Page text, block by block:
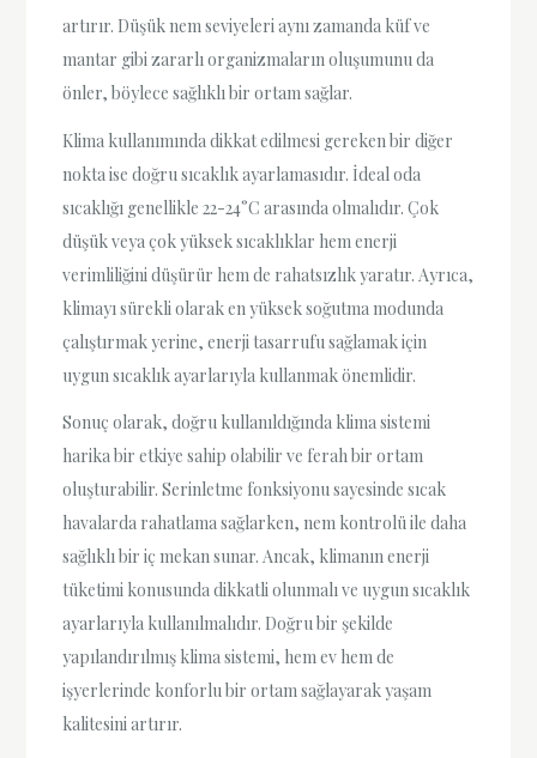
artırır. Düşük nem seviyeleri aynı zamanda küf ve
mantar gibi zararlı organizmaların oluşumunu da
önler, böylece sağlıklı bir ortam sağlar.
Klima kullanımında dikkat edilmesi gereken bir diğer
nokta ise doğru sıcaklık ayarlamasıdır. İdeal oda
sıcaklığı genellikle 22-24°C arasında olmalıdır. Çok
düşük veya çok yüksek sıcaklıklar hem enerji
verimliliğini düşürür hem de rahatsızlık yaratır. Ayrıca,
klimayı sürekli olarak en yüksek soğutma modunda
çalıştırmak yerine, enerji tasarrufu sağlamak için
uygun sıcaklık ayarlarıyla kullanmak önemlidir.
Sonuç olarak, doğru kullanıldığında klima sistemi
harika bir etkiye sahip olabilir ve ferah bir ortam
oluşturabilir. Serinletme fonksiyonu sayesinde sıcak
havalarda rahatlama sağlarken, nem kontrolü ile daha
sağlıklı bir iç mekan sunar. Ancak, klimanın enerji
tüketimi konusunda dikkatli olunmalı ve uygun sıcaklık
ayarlarıyla kullanılmalıdır. Doğru bir şekilde
yapılandırılmış klima sistemi, hem ev hem de
işyerlerinde konforlu bir ortam sağlayarak yaşam
kalitesini artırır.